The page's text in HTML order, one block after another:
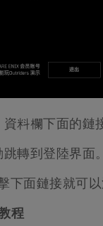
料欄下面的鏈
轉到登陸界面。
下面鏈接就可以
程